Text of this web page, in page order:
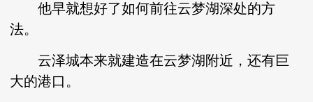
他早就想好了如何前往云梦湖深处的方
法。
云泽城本来就建造在云梦湖附近，还有巨
大的港口。